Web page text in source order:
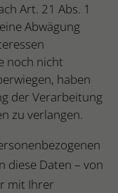
Art. 21 Abs. 1
Abwägung
noch nicht
haben
der Verarbeitung
zu verlangen.
diese Daten – von
mit Ihrer